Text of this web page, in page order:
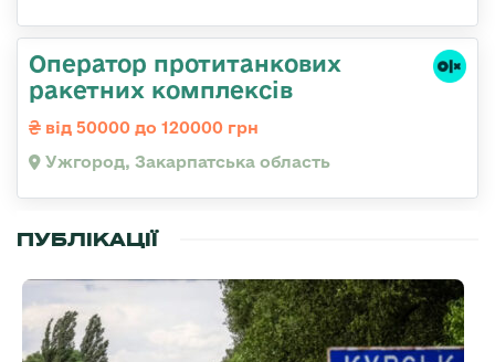
Оператор протитанкових
ракетних комплексів
від 50000 до 120000 грн
Ужгород, Закарпатська область
ПУБЛІКАЦІЇ